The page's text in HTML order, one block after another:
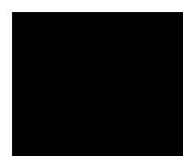
Church Finder